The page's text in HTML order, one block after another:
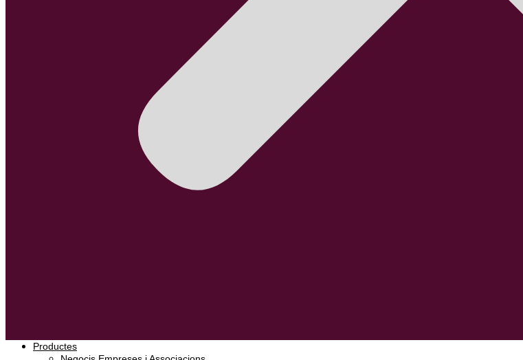
Productes